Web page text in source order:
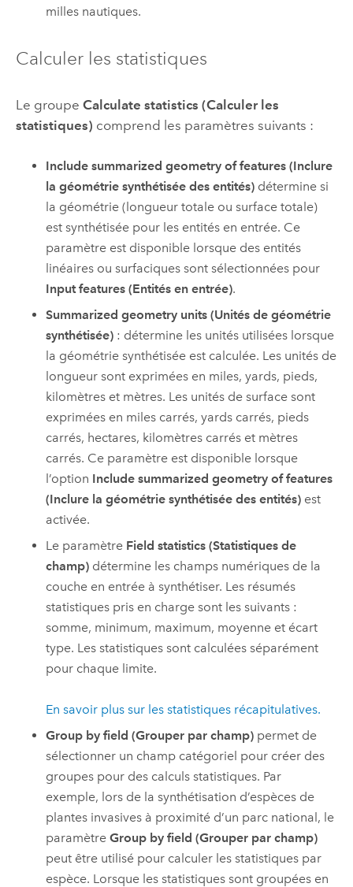
milles nautiques.
Calculer les statistiques
Le groupe Calculate statistics (Calculer les
statistiques) comprend les paramètres suivants :
Include summarized geometry of features (Inclure
la géométrie synthétisée des entités) détermine si
la géométrie (longueur totale ou surface totale)
est synthétisée pour les entités en entrée. Ce
paramètre est disponible lorsque des entités
linéaires ou surfaciques sont sélectionnées pour
Input features (Entités en entrée).
Summarized geometry units (Unités de géométrie
synthétisée) : détermine les unités utilisées lorsque
la géométrie synthétisée est calculée. Les unités de
longueur sont exprimées en miles, yards, pieds,
kilomètres et mètres. Les unités de surface sont
exprimées en miles carrés, yards carrés, pieds
carrés, hectares, kilomètres carrés et mètres
carrés. Ce paramètre est disponible lorsque
l’option Include summarized geometry of features
(Inclure la géométrie synthétisée des entités) est
activée.
Le paramètre Field statistics (Statistiques de
champ) détermine les champs numériques de la
couche en entrée à synthétiser. Les résumés
statistiques pris en charge sont les suivants :
somme, minimum, maximum, moyenne et écart
type. Les statistiques sont calculées séparément
pour chaque limite.
En savoir plus sur les statistiques récapitulatives.
Group by field (Grouper par champ) permet de
sélectionner un champ catégoriel pour créer des
groupes pour des calculs statistiques. Par
exemple, lors de la synthétisation d’espèces de
plantes invasives à proximité d’un parc national, le
paramètreGroup by field (Grouper par champ)
peut être utilisé pour calculer les statistiques par
espèce. Lorsque les statistiques sont groupées en